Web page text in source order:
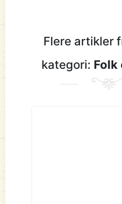
Flere artikler
kategori: Folk